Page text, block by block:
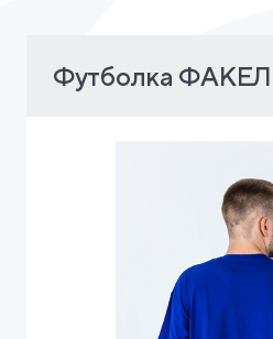
Футболка ФАКЕЛ